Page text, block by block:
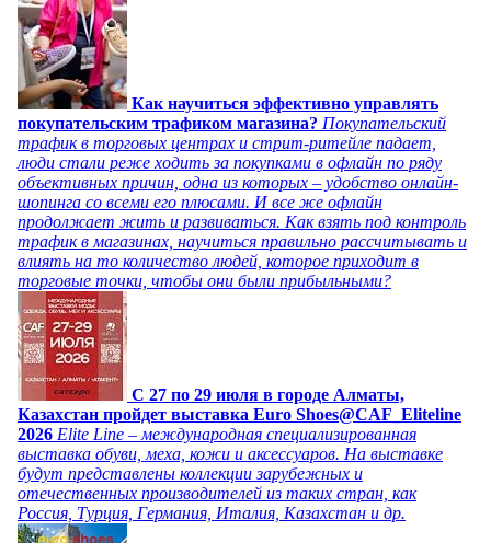
Как научиться эффективно управлять
покупательским трафиком магазина? Покупательский
трафик в торговых центрах и стрит-ритейле падает,
люди стали реже ходить за покупками в офлайн по ряду
объективных причин, одна из которых – удобство онлайн-
шопинга со всеми его плюсами. И все же офлайн
продолжает жить и развиваться. Как взять под контроль
трафик в магазинах, научиться правильно рассчитывать и
влиять на то количество людей, которое приходит в
торговые точки, чтобы они были прибыльными?
C 27 по 29 июля в городе Алматы,
Казахстан пройдет выставка Euro Shoes@CAF_Eliteline
2026 Elite Line – международная специализированная
выставка обуви, меха, кожи и аксессуаров. На выставке
будут представлены коллекции зарубежных и
отечественных производителей из таких стран, как
Россия, Турция, Германия, Италия, Казахстан и др.